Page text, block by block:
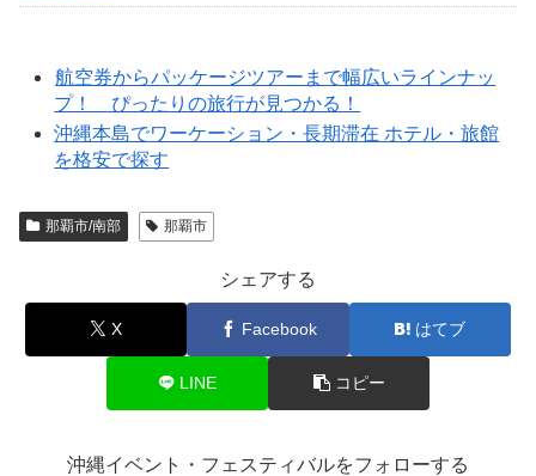
航空券からパッケージツアーまで幅広いラインナッ
プ！ ぴったりの旅行が見つかる！
沖縄本島でワーケーション・長期滞在 ホテル・旅館
を格安で探す
那覇市/南部 那覇市
シェアする
X Facebook はてブ
LINE コピー
沖縄イベント・フェスティバルをフォローする